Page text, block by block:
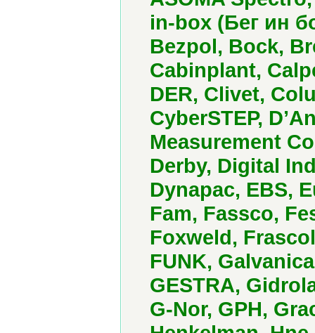
in-box (Бег ин
Bezpol, Bock,
Cabinplant,
DER, Clivet,
CyberSTEP,
Measurement
Derby, Digital
Dynapac, EBS,
Fam, Fassco,
Foxweld,
FUNK,
GESTRA,
G-Nor, GPH,